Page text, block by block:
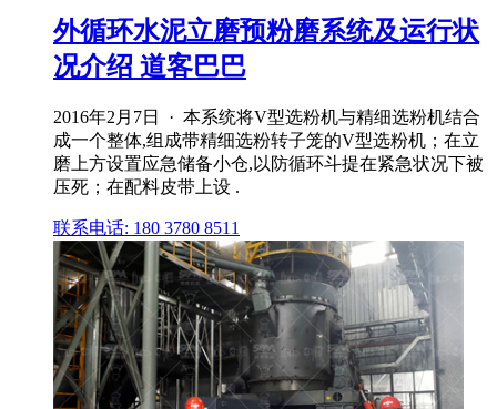
外循环水泥立磨预粉磨系统及运行状
况介绍 道客巴巴
2016年2月7日 · 本系统将V型选粉机与精细选粉机结合
成一个整体,组成带精细选粉转子笼的V型选粉机；在立
磨上方设置应急储备小仓,以防循环斗提在紧急状况下被
压死；在配料皮带上设 .
联系电话: 180 3780 8511